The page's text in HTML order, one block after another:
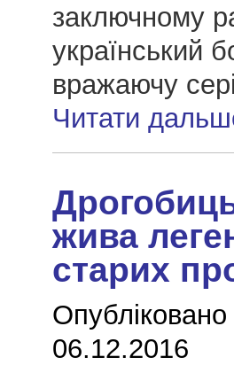
заключному
український
вражаючу
Читати
жива
старих
06.12.2016